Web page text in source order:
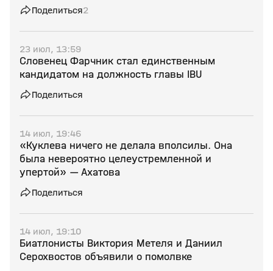
Поделиться2
23 июл, 13:59
Словенец Фарчник стал единственным
кандидатом на должность главы IBU
Поделиться
14 июл, 19:46
«Куклева ничего не делала вполсилы. Она
была невероятно целеустремленной и
упертой» — Ахатова
Поделиться
14 июл, 19:10
Биатлонисты Виктория Метеля и Даниил
Серохвостов объявили о помолвке